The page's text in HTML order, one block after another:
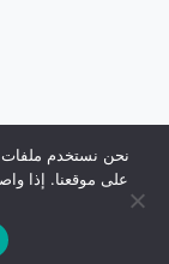
نحن نستخدم ملفات
على موقعنا. إذا